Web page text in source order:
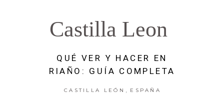
Castilla Leon
QUÉ VER Y HACER EN
RIAÑO: GUÍA COMPLETA
CASTILLA LEÓN , ESPAÑA